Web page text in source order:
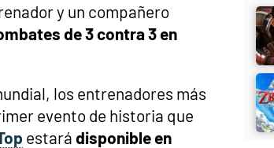
y un compañero
de 3 contra 3 en
los entrenadores más
evento de historia que
estará disponible en